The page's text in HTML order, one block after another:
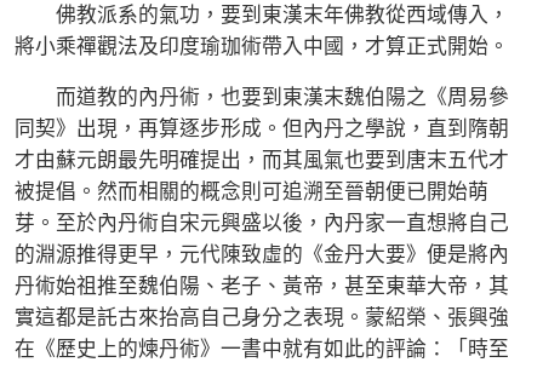
佛教派系的氣功，要到東漢末年佛教從西域傳入，
將小乘禪觀法及印度瑜珈術帶入中國，才算正式開始。
而道教的內丹術，也要到東漢末魏伯陽之《周易參
同契》出現，再算逐步形成。但內丹之學說，直到隋朝
才由蘇元朗最先明確提出，而其風氣也要到唐末五代才
被提倡。然而相關的概念則可追溯至晉朝便已開始萌
芽。至於內丹術自宋元興盛以後，內丹家一直想將自己
的淵源推得更早，元代陳致虛的《金丹大要》便是將內
丹術始祖推至魏伯陽、老子、黃帝，甚至東華大帝，其
實這都是託古來抬高自己身分之表現。蒙紹榮、張興強
在《歷史上的煉丹術》一書中就有如此的評論：「時至